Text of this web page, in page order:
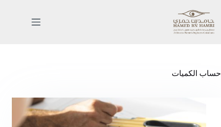
اعمالنا
حساب الكميات